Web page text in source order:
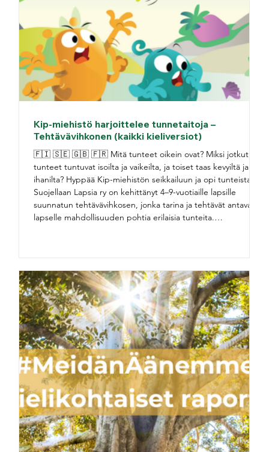
Kip-miehistö harjoittelee tunnetaitoja –
Tehtävävihkonen (kaikki kieliversiot)
🇫🇮 🇸🇪 🇬🇧 🇫🇷 Mitä tunteet oikein ovat? Miksi jotkut
tunteet tuntuvat isoilta ja vaikeilta, ja toiset taas kevyiltä ja
ihanilta? Hyppää Kip-miehistön seikkailuun ja opi tunteista!
Suojellaan Lapsia ry on kehittänyt 4–9-vuotiaille lapsille
suunnatun tehtävävihkosen, jonka tarina ja tehtävät antavat
lapselle mahdollisuuden pohtia erilaisia tunteita.